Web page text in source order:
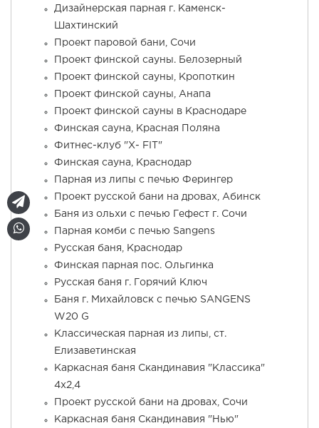
Дизайнерская парная г. Каменск-
Шахтинский
Проект паровой бани, Сочи
Проект финской сауны. Белозерный
Проект финской сауны, Кропоткин
Проект финской сауны, Анапа
Проект финской сауны в Краснодаре
Финская сауна, Красная Поляна
Фитнес-клуб "Х- FIT"
Финская сауна, Краснодар
Парная из липы с печью Ферингер
Проект русской бани на дровах, Абинск
Баня из ольхи с печью Гефест г. Сочи
Парная комби с печью Sangens
Русская баня, Краснодар
Финская парная пос. Ольгинка
Русская баня г. Горячий Ключ
Баня г. Михайловск с печью SANGENS
W20 G
Классическая парная из липы, ст.
Елизаветинская
Каркасная баня Скандинавия "Классика"
4x2,4
Проект русской бани на дровах, Сочи
Каркасная баня Скандинавия "Нью"